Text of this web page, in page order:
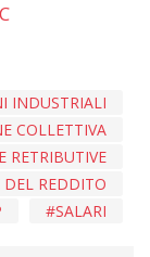
INDUSTRIALI
COLLETTIVA
RETRIBUTIVE
REDDITO
SALARI